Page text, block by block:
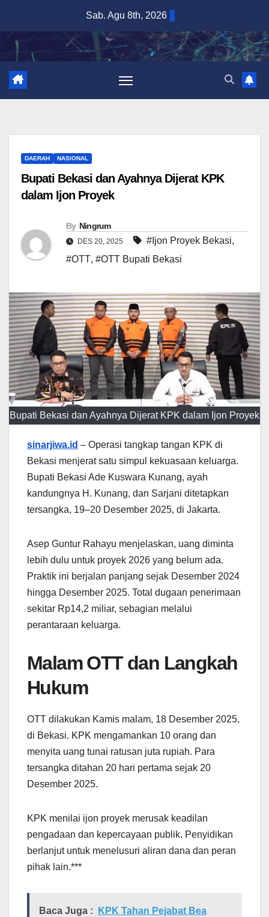
content
Sab. Agu 8th, 2026
DAERAH NASIONAL
Bupati Bekasi dan Ayahnya Dijerat KPK
dalam Ijon Proyek
By Ningrum
DES 20, 2025 #Ijon Proyek Bekasi,
#OTT, #OTT Bupati Bekasi
Bupati Bekasi dan Ayahnya Dijerat KPK dalam Ijon Proyek
sinarjiwa.id – Operasi tangkap tangan KPK di
Bekasi menjerat satu simpul kekuasaan keluarga.
Bupati Bekasi Ade Kuswara Kunang, ayah
kandungnya H. Kunang, dan Sarjani ditetapkan
tersangka, 19–20 Desember 2025, di Jakarta.
Asep Guntur Rahayu menjelaskan, uang diminta
lebih dulu untuk proyek 2026 yang belum ada.
Praktik ini berjalan panjang sejak Desember 2024
hingga Desember 2025. Total dugaan penerimaan
sekitar Rp14,2 miliar, sebagian melalui
perantaraan keluarga.
Malam OTT dan Langkah
Hukum
OTT dilakukan Kamis malam, 18 Desember 2025,
di Bekasi. KPK mengamankan 10 orang dan
menyita uang tunai ratusan juta rupiah. Para
tersangka ditahan 20 hari pertama sejak 20
Desember 2025.
KPK menilai ijon proyek merusak keadilan
pengadaan dan kepercayaan publik. Penyidikan
berlanjut untuk menelusuri aliran dana dan peran
pihak lain.***
Baca Juga :
KPK Tahan Pejabat Bea